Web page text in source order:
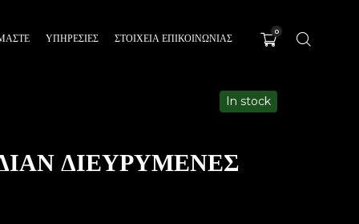
ΥΠΗΡΕΣΊΕΣ ΣΤΟΙΧΕΙΑ ΕΠΙΚΟΙΝΩΝΙΑΣ
0
ΔΙΕΥΡΥΜΕΝΕΣ
In stock